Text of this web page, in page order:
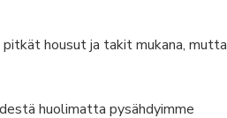
housut ja takit mukana, mutta
huolimatta pysähdyimme